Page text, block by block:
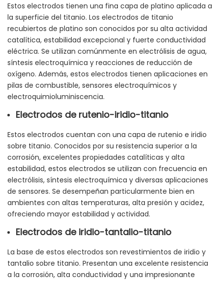
Estos electrodos tienen una fina capa de platino aplicada a
la superficie del titanio. Los electrodos de titanio
recubiertos de platino son conocidos por su alta actividad
catalítica, estabilidad excepcional y fuerte conductividad
eléctrica. Se utilizan comúnmente en electrólisis de agua,
síntesis electroquímica y reacciones de reducción de
oxígeno. Además, estos electrodos tienen aplicaciones en
pilas de combustible, sensores electroquímicos y
electroquimioluminiscencia.
Electrodos de rutenio-iridio-titanio
Estos electrodos cuentan con una capa de rutenio e iridio
sobre titanio. Conocidos por su resistencia superior a la
corrosión, excelentes propiedades catalíticas y alta
estabilidad, estos electrodos se utilizan con frecuencia en
electrólisis, síntesis electroquímica y diversas aplicaciones
de sensores. Se desempeñan particularmente bien en
ambientes con altas temperaturas, alta presión y acidez,
ofreciendo mayor estabilidad y actividad.
Electrodos de iridio-tantalio-titanio
La base de estos electrodos son revestimientos de iridio y
tantalio sobre titanio. Presentan una excelente resistencia
a la corrosión, alta conductividad y una impresionante